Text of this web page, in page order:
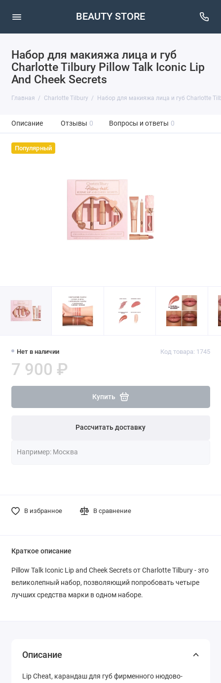
BEAUTY STORE
Набор для макияжа лица и губ
Charlotte Tilbury Pillow Talk Iconic Lip
And Cheek Secrets
Главная Charlotte Tilbury Набор для макияжа лица и губ Charlotte
Описание Отзывы 0 Вопросы и ответы 0
Популярный
Нет в наличии Код товара: 1745
7 900 ₽
Купить
Рассчитать доставку
В избранное В сравнение
Краткое описание
Pillow Talk Iconic Lip and Cheek Secrets от Charlotte Tilbury - это
великолепный набор, позволяющий попробовать четыре
лучших средства марки в одном наборе.
Описание
Lip Cheat, карандаш для губ фирменного нюдово-